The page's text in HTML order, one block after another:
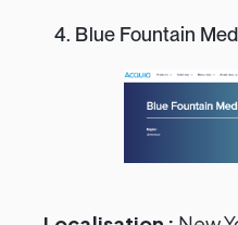
4. Blue Fountain